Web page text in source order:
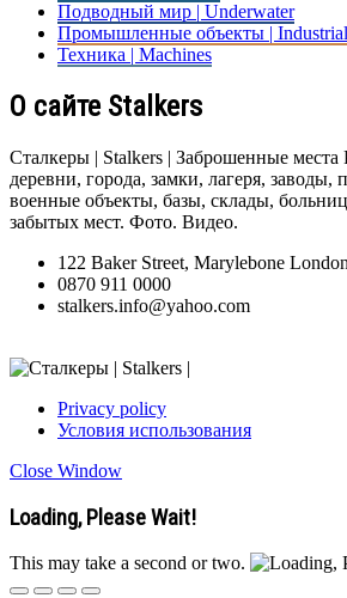
Подводный мир | Underwater
Промышленные объекты | Industrial
Техника | Machines
О сайте Stalkers
Сталкеры | Stalkers | Заброшенные
деревни, города, замки, лагеря,
военные объекты, базы, склады,
забытых мест. Фото. Видео.
122 Baker Street, Marylebone
0870 911 0000
stalkers.info@yahoo.com
Privacy policy
Условия использования
Close Window
Loading, Please Wait!
This may take a second or two.